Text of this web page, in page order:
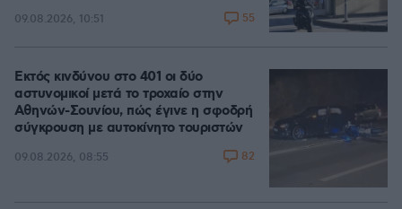
09.08.2026, 10:51 55
Εκτός κινδύνου στο 401 οι δύο
αστυνομικοί μετά το τροχαίο στην
Αθηνών-Σουνίου, πώς έγινε η σφοδρή
σύγκρουση με αυτοκίνητο τουριστών
09.08.2026, 08:55 82